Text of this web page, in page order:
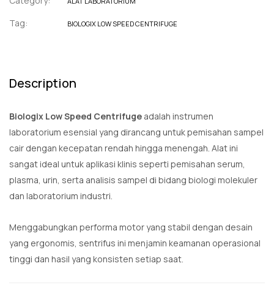
Tag: BIOLOGIX LOW SPEED CENTRIFUGE
Description
Biologix Low Speed Centrifuge adalah instrumen
laboratorium esensial yang dirancang untuk pemisahan sampel
cair dengan kecepatan rendah hingga menengah. Alat ini
sangat ideal untuk aplikasi klinis seperti pemisahan serum,
plasma, urin, serta analisis sampel di bidang biologi molekuler
dan laboratorium industri.
Menggabungkan performa motor yang stabil dengan desain
yang ergonomis, sentrifus ini menjamin keamanan operasional
tinggi dan hasil yang konsisten setiap saat.